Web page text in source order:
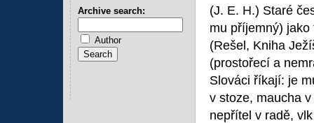
(J. E. H.) Staré
mu příjemný)
(Rešel, Kniha
(prostořecí a
Slováci říkají: je
v stoze, maucha
nepřítel v radě,
Archive search:
Author